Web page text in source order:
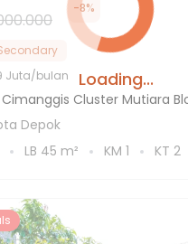
Loading...
-8%
Juta/bulan
Cluster Mutiara
Depok
LB 45 m² KM 1 KT 2